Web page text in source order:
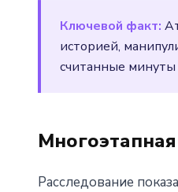
Наталия Дорофеева
Ключевой факт:
историей,
считанные минуты
Расследование